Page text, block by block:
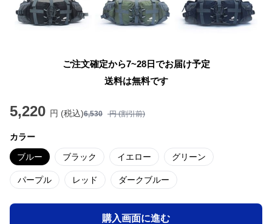
ご注文確定から7~28日でお届け予定
送料は無料です
5,220 円 (税込)6,530 円 (割引前)
カラー
ブルー ブラック イエロー グリーン
パープル レッド ダークブルー
購入画面に進む